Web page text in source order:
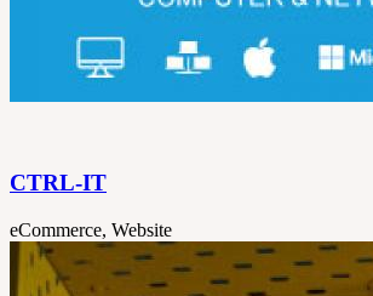
CTRL-IT
eCommerce, Website